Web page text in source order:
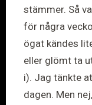
stämmer. Så
för några
ögat kändes
eller glömt ta
i). Jag tänkte
dagen. Men